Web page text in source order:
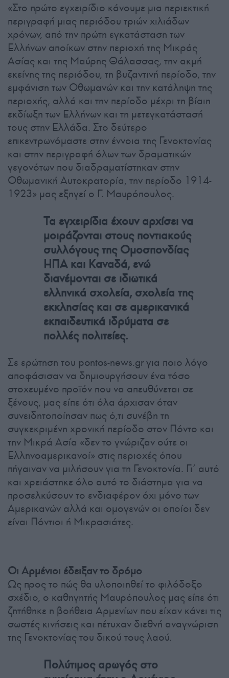
«Στο πρώτο εγχειρίδιο κάνουμε μια περιεκτική
περιγραφή μιας περιόδου τριών χιλιάδων
χρόνων, από την πρώτη εγκατάσταση των
Ελλήνων αποίκων στην περιοχή της Μικράς
Ασίας και της Μαύρης Θάλασσας, την ακμή
εκείνης της περιόδου, τη βυζαντινή περίοδο, την
εμφάνιση των Οθωμανών και την κατάληψη της
περιοχής, αλλά και την περίοδο μέχρι τη βίαιη
εκδίωξη των Ελλήνων και τη μετεγκατάστασή
τους στην Ελλάδα. Στο δεύτερο
επικεντρωνόμαστε στην έννοια της Γενοκτονίας
και στην περιγραφή όλων των δραματικών
γεγονότων που διαδραματίστηκαν στην
Οθωμανική Αυτοκρατορία, την περίοδο 1914-
1923» μας εξηγεί ο Γ. Μαυρόπουλος.
Τα εγχειρίδια έχουν αρχίσει να
μοιράζονται στους ποντιακούς
συλλόγους της Ομοσπονδίας
ΗΠΑ και Καναδά, ενώ
διανέμονται σε ιδιωτικά
ελληνικά σχολεία, σχολεία της
εκκλησίας και σε αμερικανικά
εκπαιδευτικά ιδρύματα σε
πολλές πολιτείες.
Σε ερώτηση του pontos-news.gr για ποιο λόγο
αποφάσισαν να δημιουργήσουν ένα τόσο
στοχευμένο προϊόν που να απευθύνεται σε
ξένους, μας είπε ότι όλα άρχισαν όταν
συνειδητοποίησαν πως ό,τι συνέβη τη
συγκεκριμένη χρονική περίοδο στον Πόντο και
την Μικρά Ασία «δεν το γνώριζαν ούτε οι
Ελληνοαμερικανοί» στις περιοχές όπου
πήγαιναν να μιλήσουν για τη Γενοκτονία. Γι’ αυτό
και χρειάστηκε όλο αυτό το διάστημα για να
προσελκύσουν το ενδιαφέρον όχι μόνο των
Αμερικανών αλλά και ομογενών οι οποίοι δεν
είναι Πόντιοι ή Μικρασιάτες.
Οι Αρμένιοι έδειξαν το δρόμο
Ως προς το πώς θα υλοποιηθεί το φιλόδοξο
σχέδιο, ο καθηγητής Μαυρόπουλος μας είπε ότι
ζητήθηκε η βοήθεια Αρμενίων που είχαν κάνει τις
σωστές κινήσεις και πέτυχαν διεθνή αναγνώριση
της Γενοκτονίας του δικού τους λαού.
Πολύτιμος αρωγός στο